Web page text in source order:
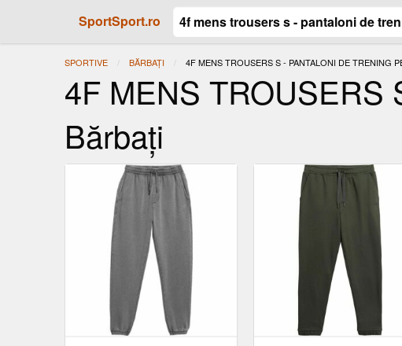
SportSport.ro
SPORTIVE BĂRBAȚI ACTUAL:
4F MENS TROUSERS S - PANTALONI DE TRENING
4F MENS TROUSERS
Bărbați